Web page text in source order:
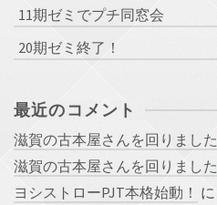
11期ゼミでプチ同窓会
20期ゼミ終了！
最近のコメント
滋賀の古本屋さんを回りました
滋賀の古本屋さんを回りました
ヨシストローPJT本格始動！ に